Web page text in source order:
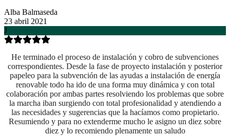
Alba Balmaseda
23 abril 2021
J
He terminado el proceso de instalación y cobro de subvenciones
correspondientes. Desde la fase de proyecto instalación y posterior
papeleo para la subvención de las ayudas a instalación de energía
renovable todo ha ido de una forma muy dinámica y con total
colaboración por ambas partes resolviendo los problemas que sobre
la marcha iban surgiendo con total profesionalidad y atendiendo a
las necesidades y sugerencias que la hacíamos como propietario.
Resumiendo y para no extenderme mucho le asigno un diez sobre
diez y lo recomiendo plenamente un saludo